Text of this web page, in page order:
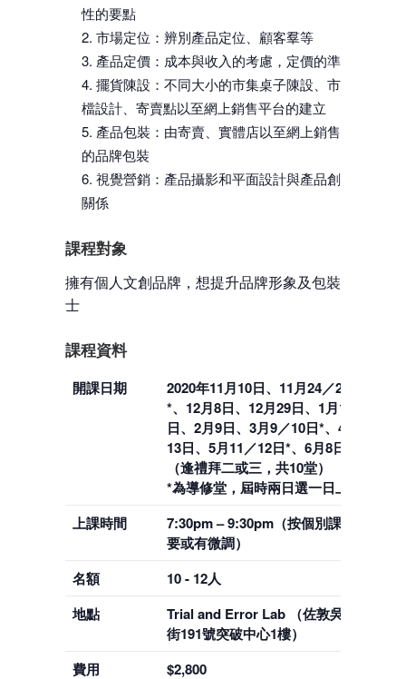
性的要點
市場定位：辨別產品定位、顧客羣等
產品定價：成本與收入的考慮，定價的準則
擺貨陳設：不同大小的市集桌子陳設、市集小
檔設計、寄賣點以至網上銷售平台的建立
產品包裝：由寄賣、實體店以至網上銷售平台
的品牌包裝
視覺營銷：產品攝影和平面設計與產品創作的
關係
課程對象
擁有個人文創品牌，想提升品牌形象及包裝之人
士
課程資料
開課日期
2020年11月10日、11月24／25日
*、12月8日、12月29日、1月12
日、2月9日、3月9／10日*、4月
13日、5月11／12日*、6月8日
（逢禮拜二或三，共10堂）
*為導修堂，屆時兩日選一日上堂
上課時間
7:30pm – 9:30pm（按個別課堂需
要或有微調）
名額
10 - 12人
地點
Trial and Error Lab （佐敦吳松
街191號突破中心1樓）
費用
$2,800